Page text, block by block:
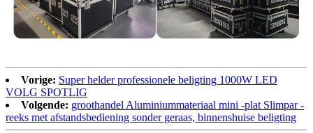
Vorige: Super helder professionele beligting 1000W LED
VOLG SPOTLIG
Volgende: groothandel Aluminiummateriaal mini -plat Slimpar -
reeks met afstandsbediening sonder geraas, binnenshuise beligting